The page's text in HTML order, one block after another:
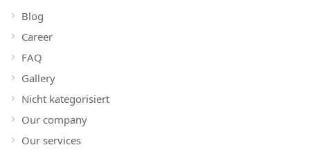
Blog
Career
FAQ
Gallery
Nicht kategorisiert
Our company
Our services